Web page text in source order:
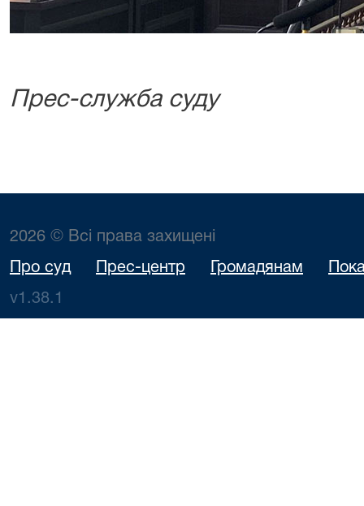
Прес-служба суду
2026 © Всі права захищені
Про суд Прес-центр Громадянам
v1.38.1